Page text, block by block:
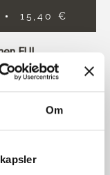
Om
15,40 €
EU!
norsk tid,
er et ultra mykt og